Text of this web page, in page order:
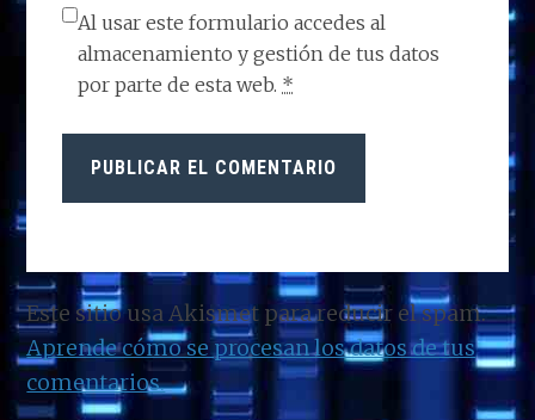
Al usar este formulario accedes al
almacenamiento y gestión de tus datos
por parte de esta web. *
Este sitio usa Akismet para reducir el spam.
Aprende cómo se procesan los datos de tus
comentarios.